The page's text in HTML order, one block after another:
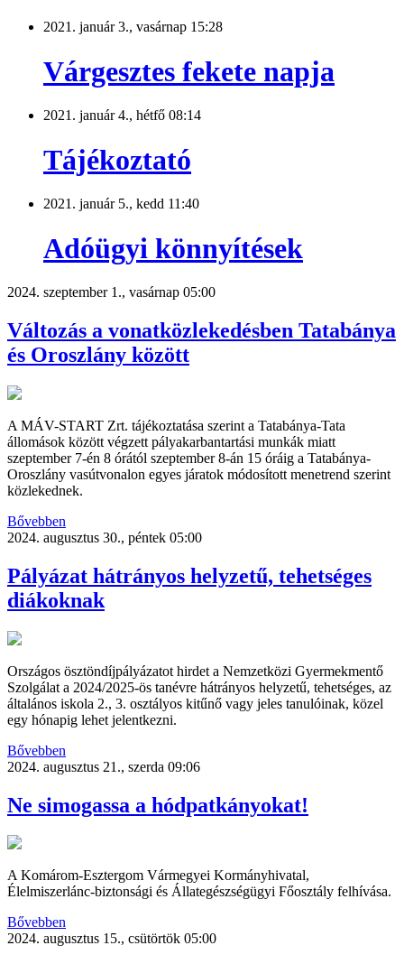
2021. január 3., vasárnap 15:28
Várgesztes fekete napja
2021. január 4., hétfő 08:14
Tájékoztató
2021. január 5., kedd 11:40
Adóügyi könnyítések
2024. szeptember 1., vasárnap 05:00
Változás a vonatközlekedésben Tatabánya
és Oroszlány között
A MÁV-START Zrt. tájékoztatása szerint a Tatabánya-Tata
állomások között végzett pályakarbantartási munkák miatt
szeptember 7-én 8 órától szeptember 8-án 15 óráig a Tatabánya-
Oroszlány vasútvonalon egyes járatok módosított menetrend szerint
közlekednek.
Bővebben
2024. augusztus 30., péntek 05:00
Pályázat hátrányos helyzetű, tehetséges
diákoknak
Országos ösztöndíjpályázatot hirdet a Nemzetközi Gyermekmentő
Szolgálat a 2024/2025-ös tanévre hátrányos helyzetű, tehetséges, az
általános iskola 2., 3. osztályos kitűnő vagy jeles tanulóinak, közel
egy hónapig lehet jelentkezni.
Bővebben
2024. augusztus 21., szerda 09:06
Ne simogassa a hódpatkányokat!
A Komárom-Esztergom Vármegyei Kormányhivatal,
Élelmiszerlánc-biztonsági és Állategészségügyi Főosztály felhívása.
Bővebben
2024. augusztus 15., csütörtök 05:00